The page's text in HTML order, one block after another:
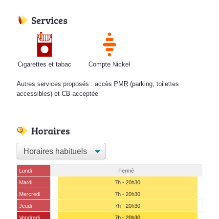
Services
Cigarettes et tabac Compte Nickel
Autres services proposés : accès PMR (parking, toilettes
accessibles) et CB acceptée
Horaires
Lundi
Fermé
Mardi
7h - 20h30
Mercredi
7h - 20h30
Jeudi
7h - 20h30
Vendredi
7h - 20h30